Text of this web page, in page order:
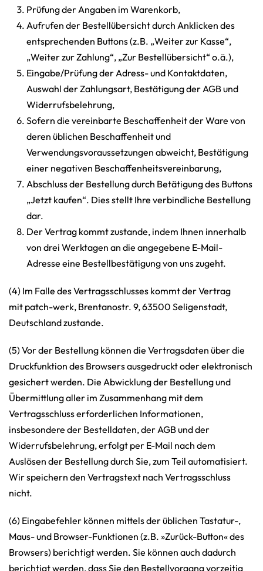
Prüfung der Angaben im Warenkorb,
Aufrufen der Bestellübersicht durch Anklicken des
entsprechenden Buttons (z.B. „Weiter zur Kasse“,
„Weiter zur Zahlung“, „Zur Bestellübersicht“ o.ä.),
Eingabe/Prüfung der Adress- und Kontaktdaten,
Auswahl der Zahlungsart, Bestätigung der AGB und
Widerrufsbelehrung,
Sofern die vereinbarte Beschaffenheit der Ware von
deren üblichen Beschaffenheit und
Verwendungsvoraussetzungen abweicht, Bestätigung
einer negativen Beschaffenheitsvereinbarung,
Abschluss der Bestellung durch Betätigung des Buttons
„Jetzt kaufen“. Dies stellt Ihre verbindliche Bestellung
dar.
Der Vertrag kommt zustande, indem Ihnen innerhalb
von drei Werktagen an die angegebene E-Mail-
Adresse eine Bestellbestätigung von uns zugeht.
(4) Im Falle des Vertragsschlusses kommt der Vertrag
mit patch-werk, Brentanostr. 9, 63500 Seligenstadt,
Deutschland zustande.
(5) Vor der Bestellung können die Vertragsdaten über die
Druckfunktion des Browsers ausgedruckt oder elektronisch
gesichert werden. Die Abwicklung der Bestellung und
Übermittlung aller im Zusammenhang mit dem
Vertragsschluss erforderlichen Informationen,
insbesondere der Bestelldaten, der AGB und der
Widerrufsbelehrung, erfolgt per E-Mail nach dem
Auslösen der Bestellung durch Sie, zum Teil automatisiert.
Wir speichern den Vertragstext nach Vertragsschluss
nicht.
(6) Eingabefehler können mittels der üblichen Tastatur-,
Maus- und Browser-Funktionen (z.B. »Zurück-Button« des
Browsers) berichtigt werden. Sie können auch dadurch
berichtigt werden, dass Sie den Bestellvorgang vorzeitig